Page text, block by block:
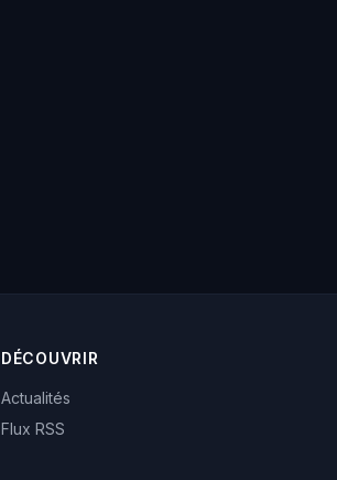
DÉCOUVRIR
Actualités
Flux RSS